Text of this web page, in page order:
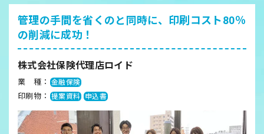
管理の手間を省くのと同時に、 印刷コスト80％
の削減に成功！
株式会社保険代理店ロイド
業 種： 金融保険
印刷物： 提案資料 申込書